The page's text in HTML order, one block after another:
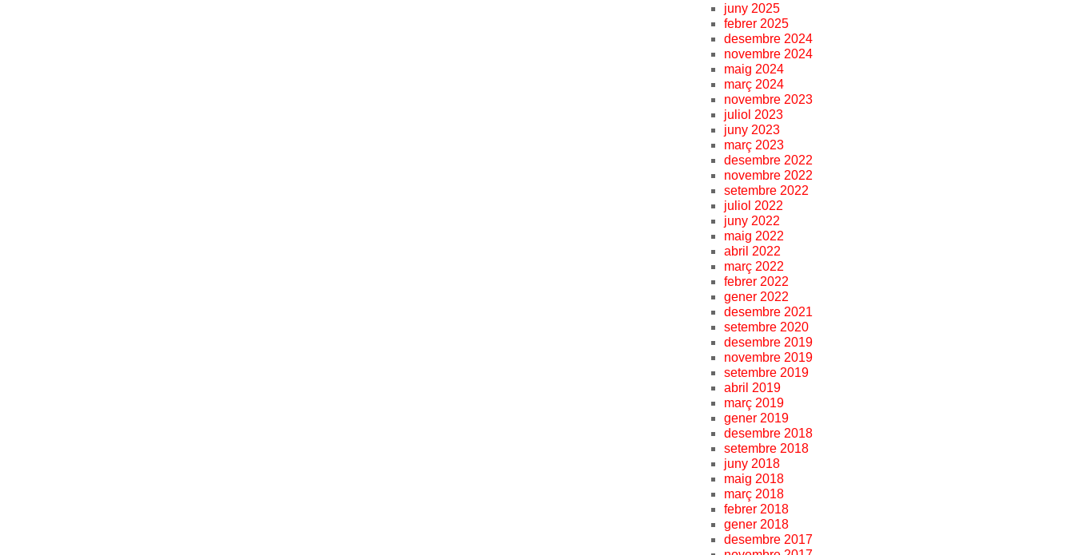
juny 2025
febrer 2025
desembre 2024
novembre 2024
maig 2024
març 2024
novembre 2023
juliol 2023
juny 2023
març 2023
desembre 2022
novembre 2022
setembre 2022
juliol 2022
juny 2022
maig 2022
abril 2022
març 2022
febrer 2022
gener 2022
desembre 2021
setembre 2020
desembre 2019
novembre 2019
setembre 2019
abril 2019
març 2019
gener 2019
desembre 2018
setembre 2018
juny 2018
maig 2018
març 2018
febrer 2018
gener 2018
desembre 2017